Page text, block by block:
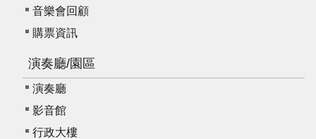
音樂會回顧
購票資訊
演奏廳/園區
演奏廳
影音館
行政大樓